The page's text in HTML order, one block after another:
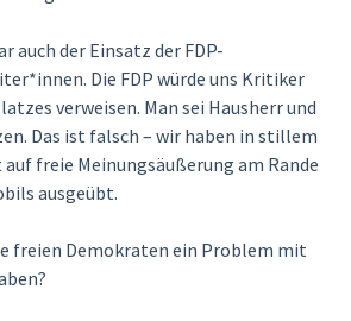
auch der Einsatz der FDP-
Die FDP würde uns Kritiker
verweisen. Man sei Hausherr und
Das ist falsch – wir haben in stillem
freie Meinungsäußerung am Rande
ausgeübt.
freien Demokraten ein Problem mit